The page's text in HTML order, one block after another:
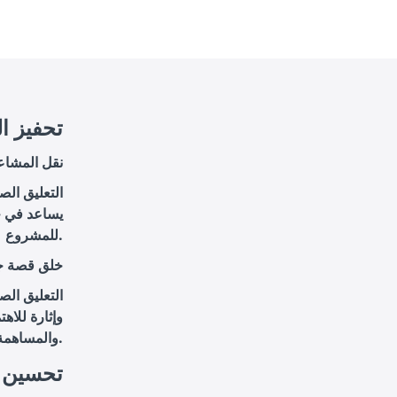
4.
نقل
التعليق
يساعد في
للمشروع.
خلق قصة
التعليق
وإثارة
والمساهمة في تحقيق الأهداف.
5.